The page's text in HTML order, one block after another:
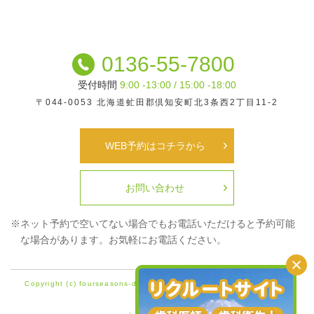
0136-55-7800
受付時間 9:00 -13:00 / 15:00 -18:00
〒044-0053 北海道虻田郡倶知安町北3条西2丁目11-2
WEB予約はコチラから
お問い合わせ
※ネット予約で空いてない場合でもお電話いただけると予約可能
な場合があります。お気軽にお電話ください。
Copyright (c) fourseasons-dental Clinic Yotei All Rights Reserved.